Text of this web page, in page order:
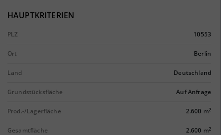
HAUPTKRITERIEN
PLZ 10553
Ort Berlin
Land Deutschland
Grundstücksfläche Auf Anfrage
Prod.-/Lagerfläche 2.600 m2
Gesamtfläche 2.600 m2